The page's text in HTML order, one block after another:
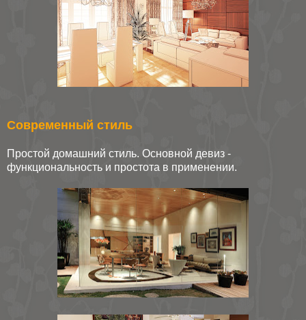
Современный стиль
Простой домашний стиль. Основной девиз -
функциональность и простота в применении.